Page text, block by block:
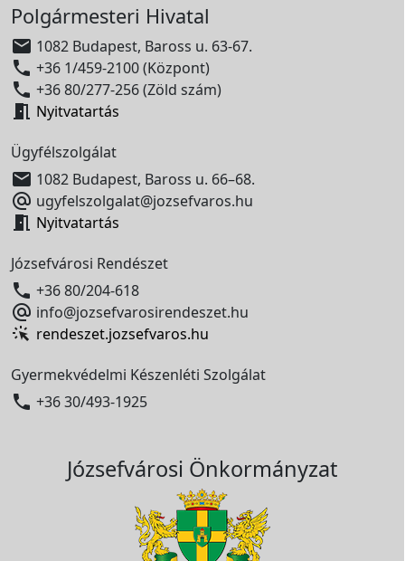
Polgármesteri Hivatal
 1082 Budapest, Baross u. 63-67.
 +36 1/459-2100 (Központ)
 +36 80/277-256 (Zöld szám)
 Nyitvatartás
Ügyfélszolgálat
 1082 Budapest, Baross u. 66–68.
 ugyfelszolgalat@jozsefvaros.hu
 Nyitvatartás
Józsefvárosi Rendészet
 +36 80/204-618
 info@jozsefvarosirendeszet.hu
rendeszet.jozsefvaros.hu
Gyermekvédelmi Készenléti Szolgálat
 +36 30/493-1925
Józsefvárosi Önkormányzat